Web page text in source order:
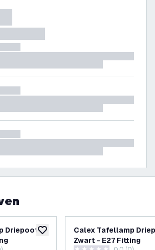
toevoegen aan verlanglijst
Driepoot -
Calex Tafellamp
Zwart - E27 Fitting